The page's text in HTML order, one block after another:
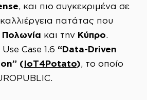
, και πιο συγκεκριμένα σε
πατάτας που
Πολωνία και την Κύπρο.
Case 1.6 “Data-Driven
(IoT4Potato), το οποίο